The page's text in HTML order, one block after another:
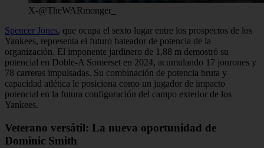
X-@TheWARmonger_
Spencer Jones, que ocupa el sexto lugar entre los prospectos de los
Yankees, representa el futuro bateador de potencia de la
organización. El imponente jardinero de 1,88 m demostró su
potencial en Doble-A Somerset en 2024, acumulando 17 jonrones y
78 carreras impulsadas. Su combinación de potencia bruta y
capacidad atlética le posiciona como un jugador de impacto
potencial en la futura configuración del campo exterior de los
Yankees.
Veterano versátil: La nueva oportunidad de
Dominic Smith